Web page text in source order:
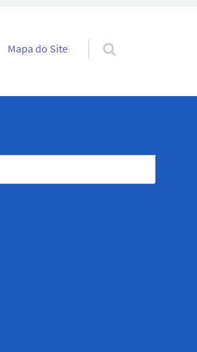
Pular para o conteúdo
Mapa do Site